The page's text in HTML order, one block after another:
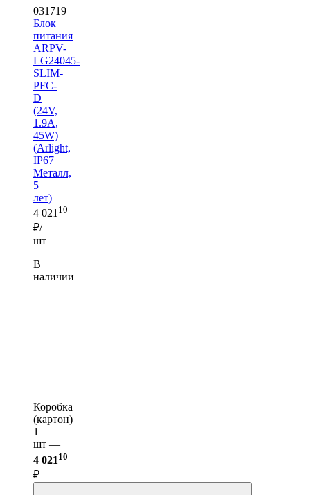
031719
Блок
питания
ARPV-
LG24045-
SLIM-
PFC-
D
(24V,
1.9A,
45W)
(Arlight,
IP67
Металл,
5
лет)
4 021 10
₽/
шт
В
наличии
Коробка
(картон)
1
шт —
4 021 10
₽